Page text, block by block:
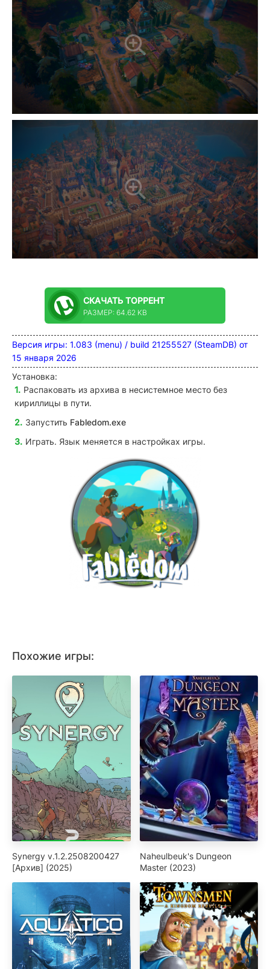
СКАЧАТЬ ТОРРЕНТ
РАЗМЕР: 64.62 KB
Версия игры: 1.083 (menu) / build 21255527 (SteamDB) от
15 января 2026
Установка:
Распаковать из архива в несистемное место без
кириллицы в пути.
Запустить Fabledom.exe
Играть. Язык меняется в настройках игры.
Похожие игры:
Synergy v.1.2.2508200427
[Архив] (2025)
Naheulbeuk's Dungeon
Master (2023)